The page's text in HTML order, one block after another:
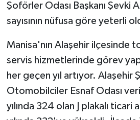
Şoförler Odası Başkanı Şevki
sayısının nüfusa göre yeterli
Manisa'nın Alaşehir ilçesinde
servis hizmetlerinde görev
her geçen yıl artıyor. Alaşehir
Otomobilciler Esnaf Odası
yılında 324 olan J plakalı ticari